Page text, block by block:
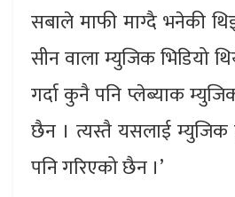
सबाले माफी माग्दै भनेकी
सीन वाला म्युजिक भिडियो
गर्दा कुनै पनि प्लेब्याक
छैन । त्यस्तै यसलाई म्युजिक
पनि गरिएको छैन ।’